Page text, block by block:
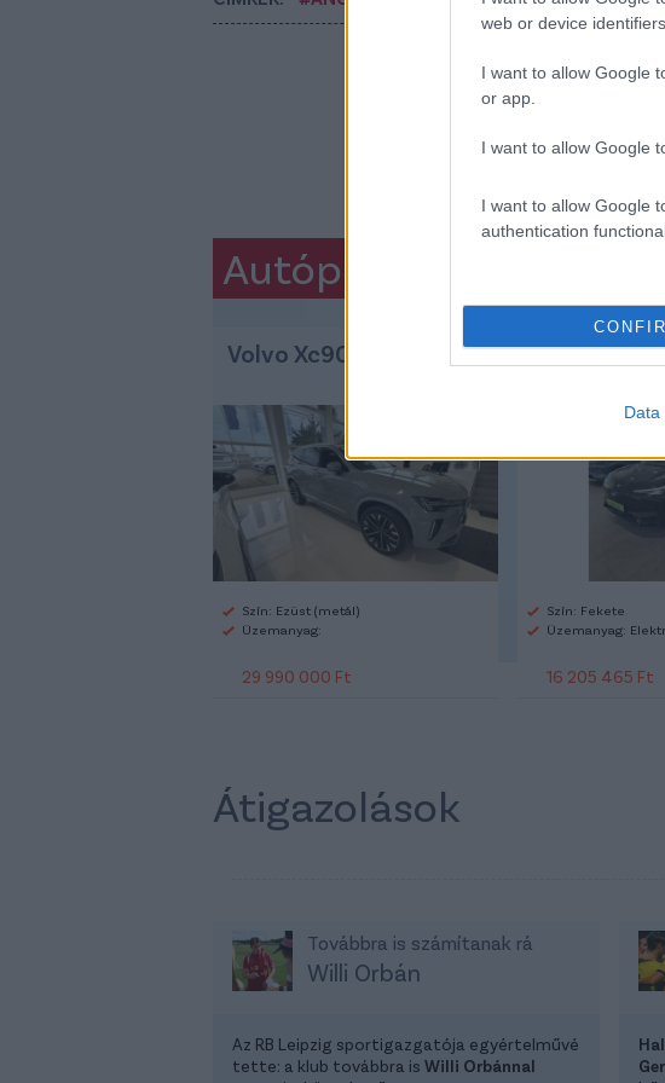
web or device
I want to allow Google
or app.
I want to allow Google
I want to allow Google
authentication
Data
Autópiac
Volvo Xc90
Szín: Ezüst (metál)
Üzemanyag:
29 990 000 Ft
Geely E5
Szín: Fekete
Üzemanyag:
16 205 465 Ft
Átigazolások
Továbbra is számítanak rá
Willi Orbán
Az RB Leipzig sportigazgatója egyértelművé
tette: a klub továbbra is Willi Orbánnal